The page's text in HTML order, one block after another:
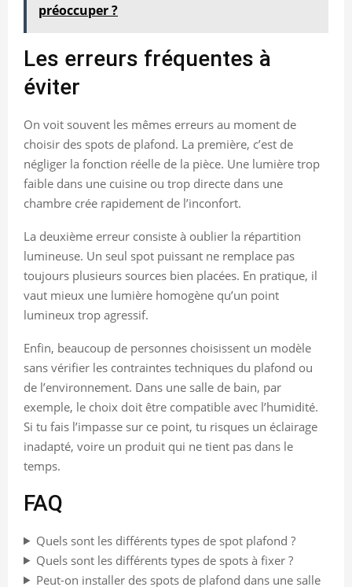
préoccuper ?
Les erreurs fréquentes à
éviter
On voit souvent les mêmes erreurs au moment de
choisir des spots de plafond. La première, c’est de
négliger la fonction réelle de la pièce. Une lumière trop
faible dans une cuisine ou trop directe dans une
chambre crée rapidement de l’inconfort.
La deuxième erreur consiste à oublier la répartition
lumineuse. Un seul spot puissant ne remplace pas
toujours plusieurs sources bien placées. En pratique, il
vaut mieux une lumière homogène qu’un point
lumineux trop agressif.
Enfin, beaucoup de personnes choisissent un modèle
sans vérifier les contraintes techniques du plafond ou
de l’environnement. Dans une salle de bain, par
exemple, le choix doit être compatible avec l’humidité.
Si tu fais l’impasse sur ce point, tu risques un éclairage
inadapté, voire un produit qui ne tient pas dans le
temps.
FAQ
Quels sont les différents types de spot plafond ?
Quels sont les différents types de spots à fixer ?
Peut-on installer des spots de plafond dans une salle